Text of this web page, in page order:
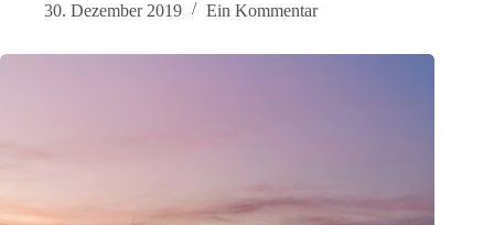
30. Dezember 2019
Ein Kommentar